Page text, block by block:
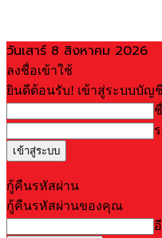
วันเสาร์ 8 สิงหาคม 2026
ลงชื่อเข้าใช้
ยินดีต้อนรับ! เข้าสู่ระบบบั
กู้คืนรหัสผ่าน
กู้คืนรหัสผ่านของคุณ